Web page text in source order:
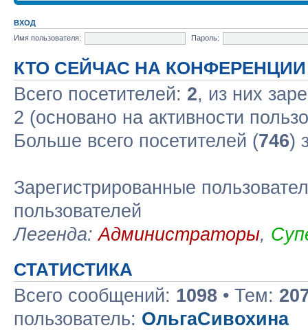
ВХОД
Имя пользователя:
Пароль:
КТО СЕЙЧАС НА КОНФЕРЕНЦИИ
Всего посетителей: 2, из них
2 (основано на активности
Больше всего посетителей (746)
Зарегистрированные
пользователей
Легенда:Администраторы,
СТАТИСТИКА
Всего сообщений: 1098 • Тем:
пользователь: ОльгаСивохина